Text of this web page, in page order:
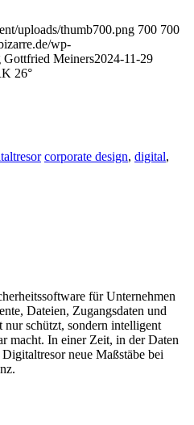
uploads/thumb700.png 700 700
wp-
Gottfried Meiners2024-11-29
26°
corporate design, digital,
für Unternehmen
Dateien, Zugangsdaten und
schützt, sondern intelligent
macht. In einer Zeit, in der Daten
neue Maßstäbe bei